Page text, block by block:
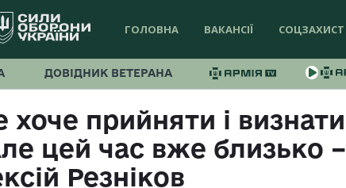
ГОЛОВНА ВАКАНСІЇ СОЦЗАХИСТ
ДОВІДНИК ВЕТЕРАНА
прийняти і визнати
цей час вже близько –
Резніков